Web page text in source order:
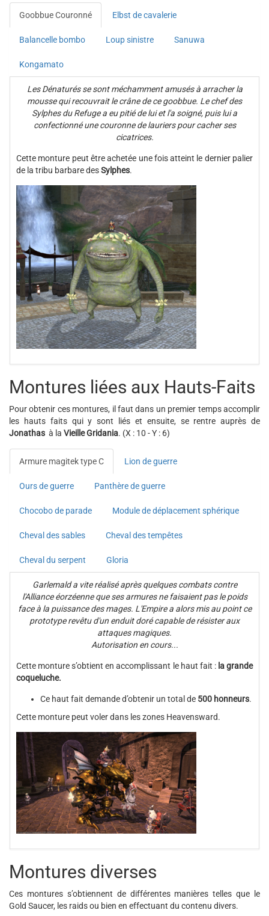
Goobbue Couronné Elbst de cavalerie
Balancelle bombo Loup sinistre Sanuwa
Kongamato
Les Dénaturés se sont méchamment amusés à arracher la
mousse qui recouvrait le crâne de ce goobbue. Le chef des
Sylphes du Refuge a eu pitié de lui et l'a soigné, puis lui a
confectionné une couronne de lauriers pour cacher ses
cicatrices.
Cette monture peut être achetée une fois atteint le dernier palier
de la tribu barbare desSylphes.
Montures liées aux Hauts-Faits
Pour obtenir ces montures, il faut dans un premier temps accomplir
les hauts faits qui y sont liés et ensuite, se rentre auprès de
Jonathas à la Vieille Gridania. (X : 10 - Y : 6)
Armure magitek type C Lion de guerre
Ours de guerre Panthère de guerre
Chocobo de parade Module de déplacement sphérique
Cheval des sables Cheval des tempêtes
Cheval du serpent Gloria
Garlemald a vite réalisé après quelques combats contre
l'Alliance éorzéenne que ses armures ne faisaient pas le poids
face à la puissance des mages. L'Empire a alors mis au point ce
prototype revêtu d'un enduit doré capable de résister aux
attaques magiques.
Autorisation en cours...
Cette monture s’obtient en accomplissant le haut fait : la grande
coqueluche.
Ce haut fait demande d’obtenir un total de 500 honneurs.
Cette monture peut voler dans les zones Heavensward.
Montures diverses
Ces montures s’obtiennent de différentes manières telles que le
Gold Saucer, les raids ou bien en effectuant du contenu divers.